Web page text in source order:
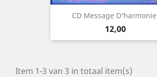
CD Message D’harmonie
Prijs
12,00
Item 1-3 van 3 in totaal item(s)